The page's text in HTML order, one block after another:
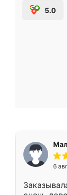
5.0
6